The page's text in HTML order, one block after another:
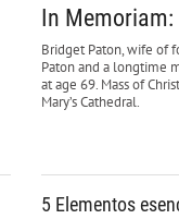
In
Bridget Paton, wife of
Paton and a longtime
at age 69. Mass of
Mary’s Cathedral.
5 Elementos